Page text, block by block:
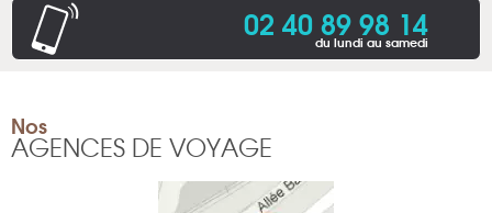
02 40 89 98 14
du lundi au samedi
Nos
AGENCES DE VOYAGE